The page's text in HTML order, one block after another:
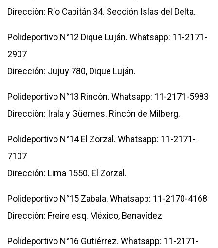
Dirección: Río Capitán 34. Sección Islas del Delta.
Polideportivo N°12 Dique Luján. Whatsapp: 11-2171-
2907
Dirección: Jujuy 780, Dique Luján.
Polideportivo N°13 Rincón. Whatsapp: 11-2171-5983
Dirección: Irala y Güemes. Rincón de Milberg.
Polideportivo N°14 El Zorzal. Whatsapp: 11-2171-
7107
Dirección: Lima 1550. El Zorzal.
Polideportivo N°15 Zabala. Whatsapp: 11-2170-4168
Dirección: Freire esq. México, Benavídez.
Polideportivo N°16 Gutiérrez. Whatsapp: 11-2171-